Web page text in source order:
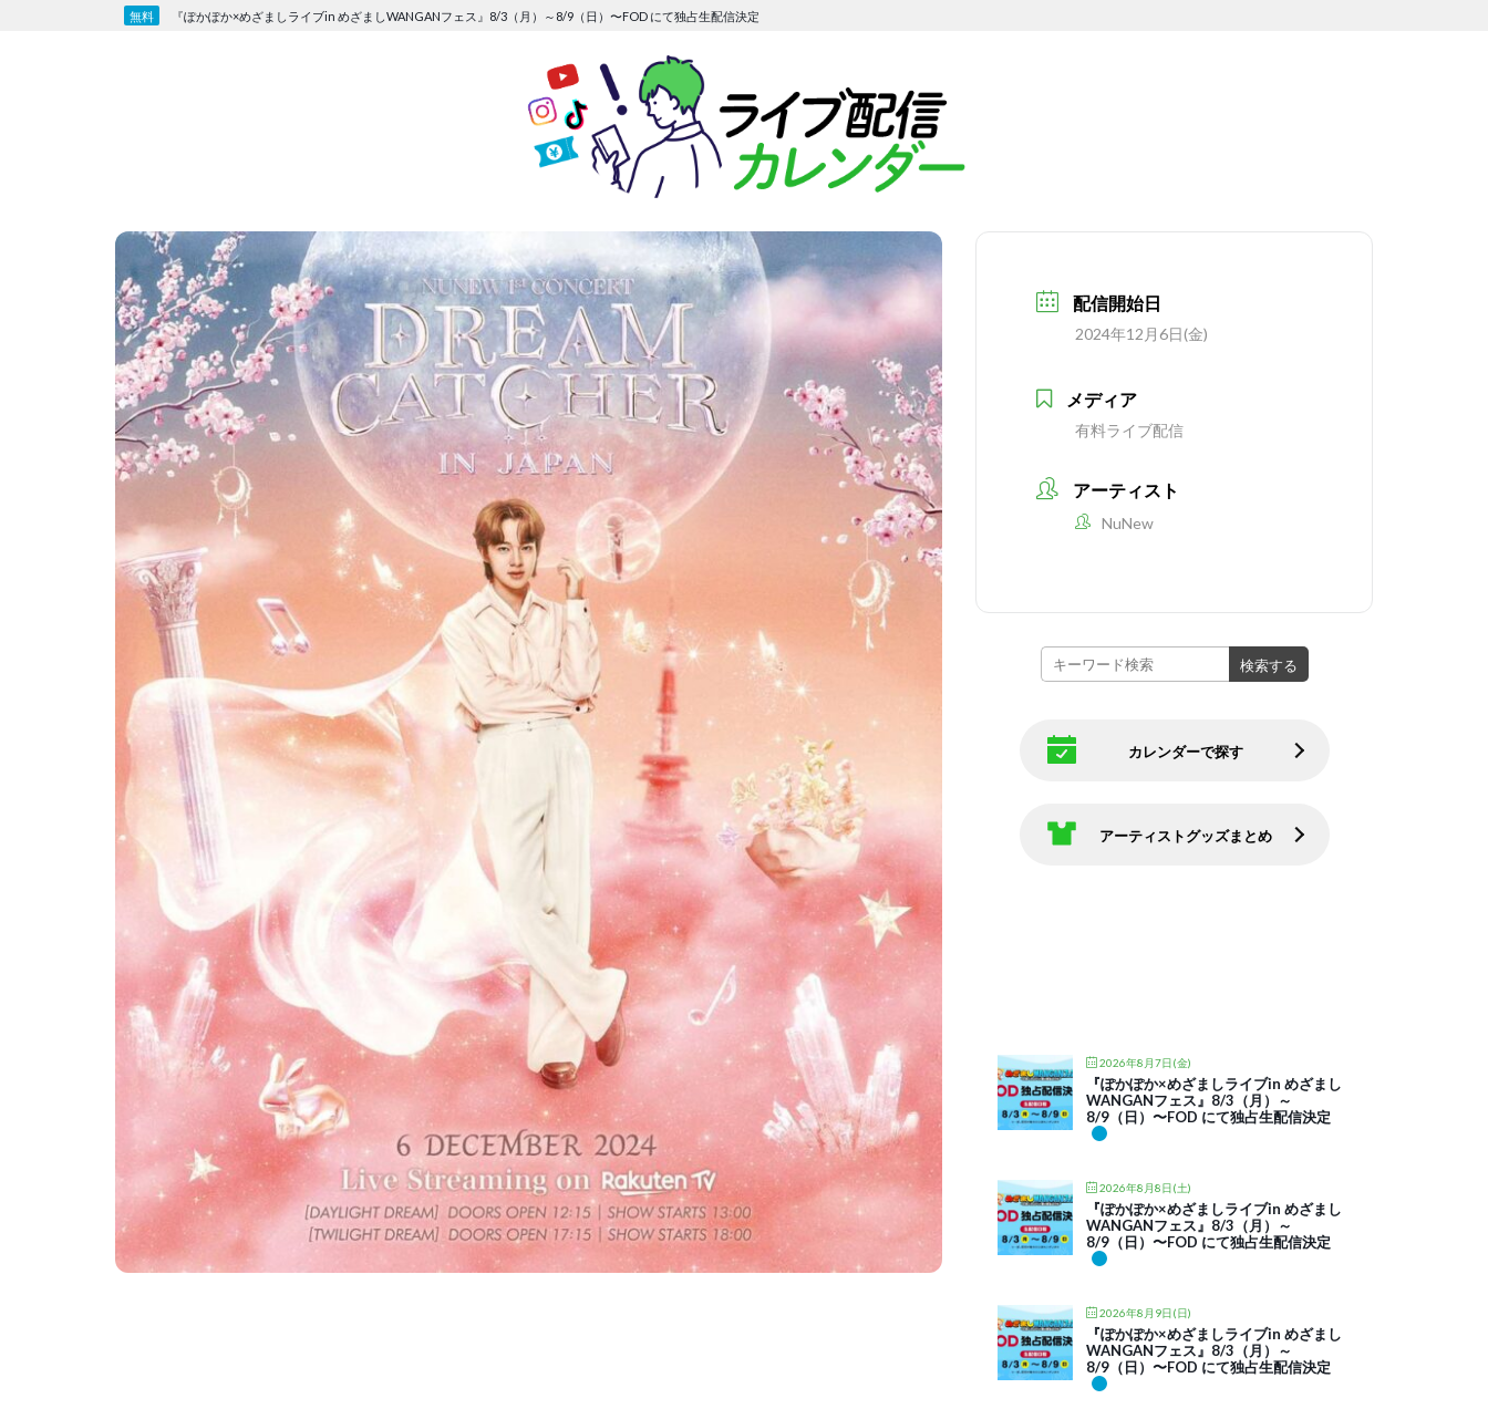
配信開始日
2024年12月6日(金)
メディア
有料ライブ配信
アーティスト
NuNew
カレンダーで探す
アーティストグッズまとめ
2026年8月7日(金)
『ぽかぽか×めざましライブin めざまし
WANGANフェス』8/3（月）～
8/9（日）〜FOD にて独占生配信決定
2026年8月8日(土)
『ぽかぽか×めざましライブin めざまし
WANGANフェス』8/3（月）～
8/9（日）〜FOD にて独占生配信決定
2026年8月9日(日)
『ぽかぽか×めざましライブin めざまし
WANGANフェス』8/3（月）～
8/9（日）〜FOD にて独占生配信決定
『ぽかぽか×めざましライブin めざましWANGANフェス』8/3（月）～8/9（日）〜FOD にて独占生配信決定